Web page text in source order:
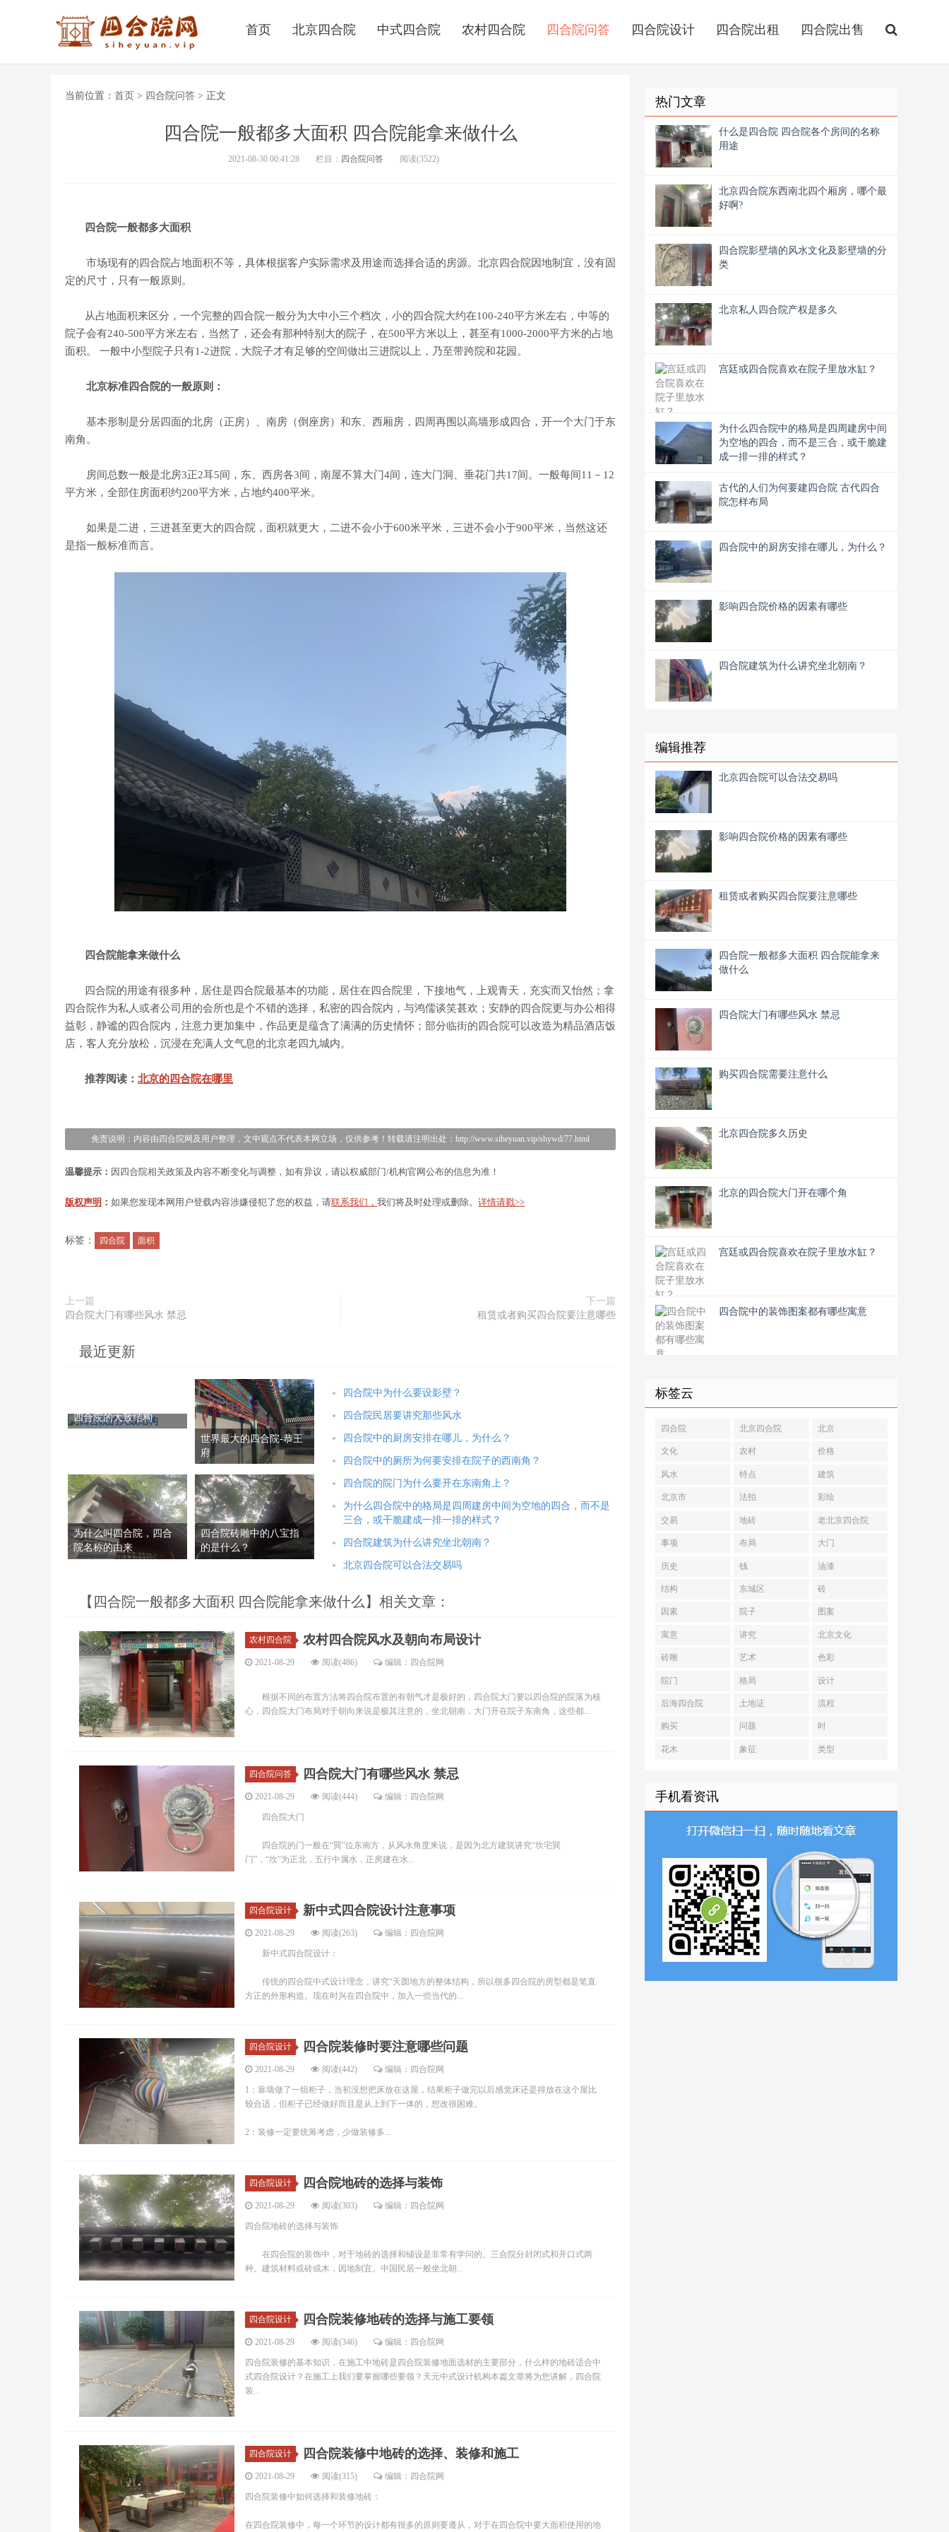
首页 北京四合院 中式四合院 农村四合院 四合院问答 四合院设计 四合院出租 四合院出售
当前位置： 首页 > 四合院问答 > 正文
四合院一般都多大面积 四合院能拿来做什么
2021-08-30 00:41:28 栏目： 四合院问答 阅读(3522)
四合院一般都多大面积
市场现有的四合院占地面积不等，具体根据客户实际需求及用途而选择合适的房源。北京四合院因地制宜，没有固
定的尺寸，只有一般原则。
从占地面积来区分，一个完整的四合院一般分为大中小三个档次，小的四合院大约在100-240平方米左右，中等的
院子会有240-500平方米左右，当然了，还会有那种特别大的院子，在500平方米以上，甚至有1000-2000平方米的占地
面积。 一般中小型院子只有1-2进院，大院子才有足够的空间做出三进院以上，乃至带跨院和花园。
北京标准四合院的一般原则：
基本形制是分居四面的北房（正房）、南房（倒座房）和东、西厢房，四周再围以高墙形成四合，开一个大门于东
南角。
房间总数一般是北房3正2耳5间，东、西房各3间，南屋不算大门4间，连大门洞、垂花门共17间。一般每间11－12
平方米，全部住房面积约200平方米，占地约400平米。
如果是二进，三进甚至更大的四合院，面积就更大，二进不会小于600米平米，三进不会小于900平米，当然这还
是指一般标准而言。
四合院能拿来做什么
四合院的用途有很多种，居住是四合院最基本的功能，居住在四合院里，下接地气，上观青天，充实而又怡然；拿
四合院作为私人或者公司用的会所也是个不错的选择，私密的四合院内，与鸿儒谈笑甚欢；安静的四合院更与办公相得
益彰，静谧的四合院内，注意力更加集中，作品更是蕴含了满满的历史情怀；部分临街的四合院可以改造为精品酒店饭
店，客人充分放松，沉浸在充满人文气息的北京老四九城内。
推荐阅读： 北京的四合院在哪里
免责说明：内容由四合院网及用户整理，文中观点不代表本网立场，仅供参考！转载请注明出处：http://www.siheyuan.vip/shywd/77.html
温馨提示： 因四合院相关政策及内容不断变化与调整，如有异议，请以权威部门/机构官网公布的信息为准！
版权声明 ： 如果您发现本网用户登载内容涉嫌侵犯了您的权益，请联系我们， 我们将及时处理或删除。 详情请戳>>
标签： 四合院 面积
上一篇
四合院大门有哪些风水 禁忌
下一篇
租赁或者购买四合院要注意哪些
最近更新
四合院的大致结构
世界最大的四合院-恭王
府
为什么叫四合院，四合
院名称的由来
四合院砖雕中的八宝指
的是什么？
四合院中为什么要设影壁？
四合院民居要讲究那些风水
四合院中的厨房安排在哪儿，为什么？
四合院中的厕所为何要安排在院子的西南角？
四合院的院门为什么要开在东南角上？
为什么四合院中的格局是四周建房中间为空地的四合，而不是
三合，或干脆建成一排一排的样式？
四合院建筑为什么讲究坐北朝南？
北京四合院可以合法交易吗
【四合院一般都多大面积 四合院能拿来做什么】相关文章：
农村四合院 农村四合院风水及朝向布局设计
2021-08-29 阅读(486) 编辑：四合院网
根据不同的布置方法将四合院布置的有朝气才是极好的，四合院大门要以四合院的院落为核
心，四合院大门布局对于朝向来说是极其注意的，坐北朝南，大门开在院子东南角，这些都...
四合院问答 四合院大门有哪些风水 禁忌
2021-08-29 阅读(444) 编辑：四合院网
四合院大门
四合院的门一般在“巽”位东南方，从风水角度来说，是因为北方建筑讲究“坎宅巽
门”，“坎”为正北，五行中属水，正房建在水...
四合院设计 新中式四合院设计注意事项
2021-08-29 阅读(263) 编辑：四合院网
新中式四合院设计：
传统的四合院中式设计理念，讲究“天圆地方的整体结构，所以很多四合院的房型都是笔直
方正的外形构造。现在时兴在四合院中，加入一些当代的...
四合院设计 四合院装修时要注意哪些问题
2021-08-29 阅读(442) 编辑：四合院网
1：靠墙做了一组柜子，当初没想把床放在这屋，结果柜子做完以后感觉床还是得放在这个屋比
较合适，但柜子已经做好而且是从上到下一体的，想改很困难。
2：装修一定要统筹考虑，少做装修多...
四合院设计 四合院地砖的选择与装饰
2021-08-29 阅读(303) 编辑：四合院网
四合院地砖的选择与装饰
在四合院的装饰中，对于地砖的选择和铺设是非常有学问的。三合院分封闭式和开口式两
种。建筑材料或砖或木，因地制宜。中国民居一般坐北朝...
四合院设计 四合院装修地砖的选择与施工要领
2021-08-29 阅读(346) 编辑：四合院网
四合院装修的基本知识，在施工中地砖是四合院装修地面选材的主要部分，什么样的地砖适合中
式四合院设计？在施工上我们要掌握哪些要领？天元中式设计机构本篇文章将为您讲解，四合院
装...
四合院设计 四合院装修中地砖的选择、装修和施工
2021-08-29 阅读(315) 编辑：四合院网
四合院装修中如何选择和装修地砖：
在四合院装修中，每一个环节的设计都有很多的原则要遵从，对于在四合院中要大面积使用的地
热门文章
什么是四合院 四合院各个房间的名称
用途
北京四合院东西南北四个厢房，哪个最
好啊?
四合院影壁墙的风水文化及影壁墙的分
类
北京私人四合院产权是多久
宫廷或四合院喜欢在院子里放水缸？
为什么四合院中的格局是四周建房中间
为空地的四合，而不是三合，或干脆建
成一排一排的样式？
古代的人们为何要建四合院 古代四合
院怎样布局
四合院中的厨房安排在哪儿，为什么？
影响四合院价格的因素有哪些
四合院建筑为什么讲究坐北朝南？
编辑推荐
北京四合院可以合法交易吗
影响四合院价格的因素有哪些
租赁或者购买四合院要注意哪些
四合院一般都多大面积 四合院能拿来
做什么
四合院大门有哪些风水 禁忌
购买四合院需要注意什么
北京四合院多久历史
北京的四合院大门开在哪个角
宫廷或四合院喜欢在院子里放水缸？
四合院中的装饰图案都有哪些寓意
标签云
四合院 北京四合院 北京
文化 农村 价格
风水 特点 建筑
北京市 法拍 彩绘
交易 地砖 老北京四合院
事项 布局 大门
历史 钱 油漆
结构 东城区 砖
因素 院子 图案
寓意 讲究 北京文化
砖雕 艺术 色彩
院门 格局 设计
后海四合院 土地证 流程
购买 问题 时
花木 象征 类型
手机看资讯